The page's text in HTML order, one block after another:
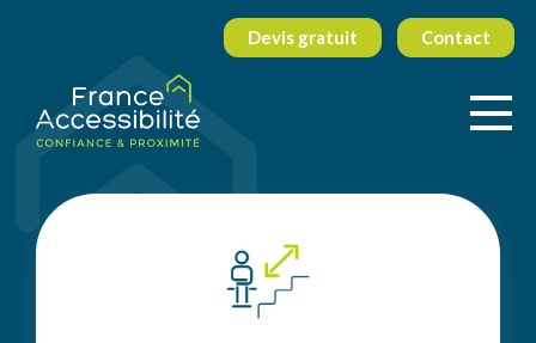
Devis gratuit Contact